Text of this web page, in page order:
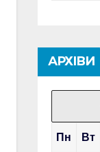
АРХІВИ
Пн Вт